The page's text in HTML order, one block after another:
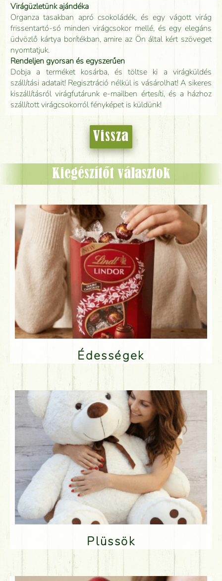
Virágüzletünk ajándéka
Organza tasakban apró csokoládék, és egy vágott virág
frissentartó-só minden virágcsokor mellé, és egy elegáns
üdvözlő kártya borítékban, amire az Ön által kért szöveget
nyomtatjuk.
Rendeljen gyorsan és egyszerűen
Dobja a terméket kosárba, és töltse ki a virágküldés
szállítási adatait! Regisztráció nélkül is vásárolhat! A sikeres
kiszállításról virágfutárunk e-mailben értesíti, és a házhoz
szállított virágcsokorról fényképet is küldünk!
Vissza
Kiegészítőt választok
Édességek
Plüssök